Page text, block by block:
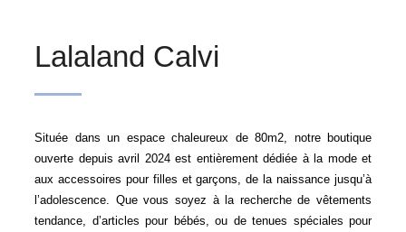
Lalaland Calvi
Située dans un espace chaleureux de 80m2, notre boutique
ouverte depuis avril 2024 est entièrement dédiée à la mode et
aux accessoires pour filles et garçons, de la naissance jusqu’à
l’adolescence. Que vous soyez à la recherche de vêtements
tendance, d’articles pour bébés, ou de tenues spéciales pour